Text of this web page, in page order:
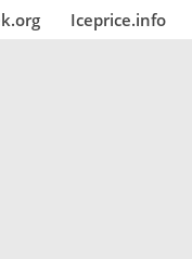
Iceprice.info